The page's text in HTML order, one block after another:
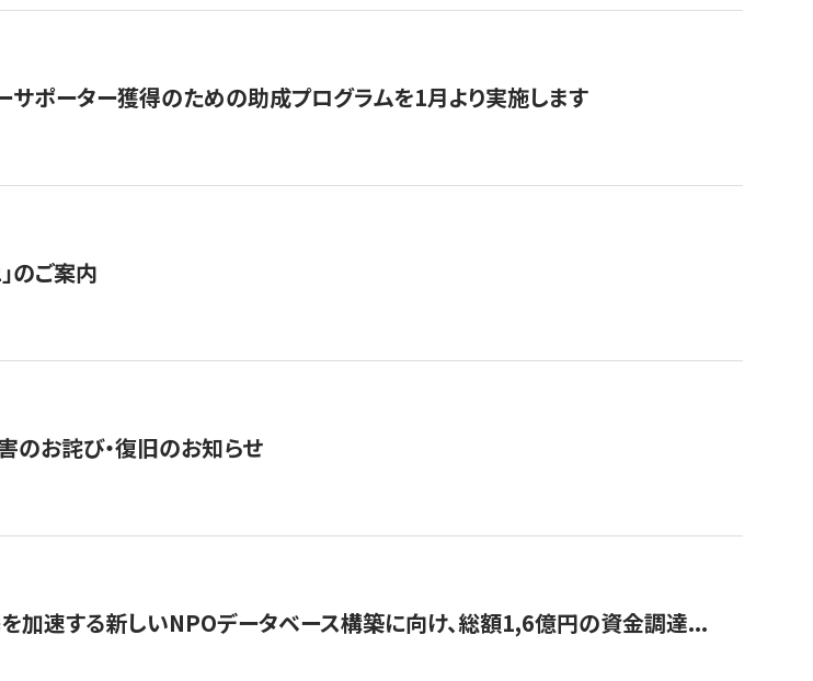
サポーター獲得のための助成プログラムを1月より実施します
のご案内
のお詫び・復旧のお知らせ
を加速する新しいNPOデータベース構築に向け、総額1,6億円の資金調達...